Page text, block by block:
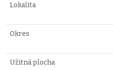
Lokalita
Okres
Užitná plocha